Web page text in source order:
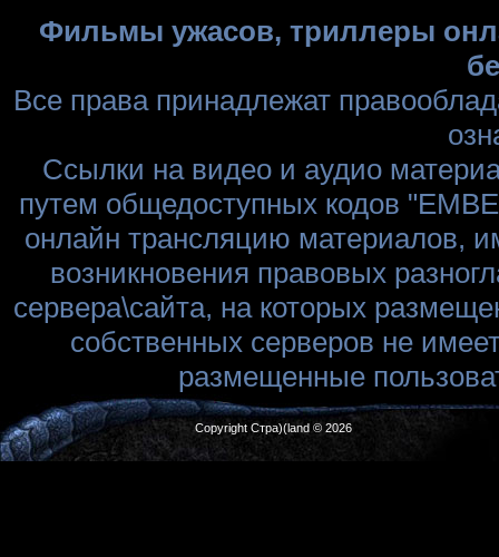
Фильмы ужасов, триллеры
Все права принадлежат
Ссылки на видео и аудио
путем общедоступных кодов
онлайн трансляцию материалов,
возникновения правовых
сервера\сайта, на которых
собственных серверов не
размещенные
Copyright Стра)(land © 2026